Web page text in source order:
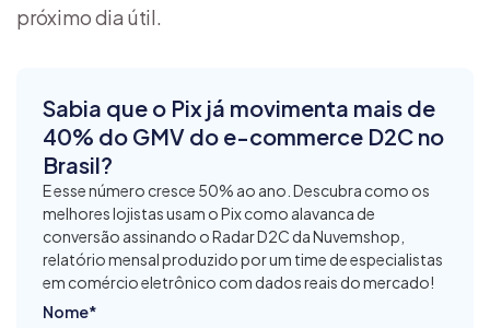
próximo dia útil.
Sabia que o Pix já movimenta mais de
40% do GMV do e-commerce D2C no
Brasil?
E esse número cresce 50% ao ano. Descubra como os
melhores lojistas usam o Pix como alavanca de
conversão assinando o Radar D2C da Nuvemshop,
relatório mensal produzido por um time de especialistas
em comércio eletrônico com dados reais do mercado!
Nome*